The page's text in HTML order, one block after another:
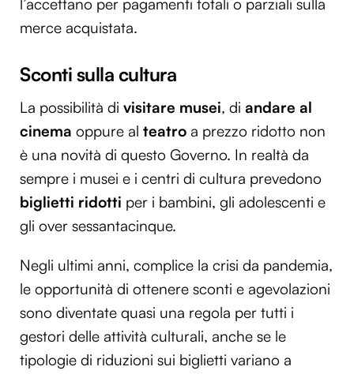
l’accettano per pagamenti totali o parziali sulla
merce acquistata.
Sconti sulla cultura
La possibilità di visitare musei, di andare al
cinema oppure al teatro a prezzo ridotto non
è una novità di questo Governo. In realtà da
sempre i musei e i centri di cultura prevedono
biglietti ridotti per i bambini, gli adolescenti e
gli over sessantacinque.
Negli ultimi anni, complice la crisi da pandemia,
le opportunità di ottenere sconti e agevolazioni
sono diventate quasi una regola per tutti i
gestori delle attività culturali, anche se le
tipologie di riduzioni sui biglietti variano a